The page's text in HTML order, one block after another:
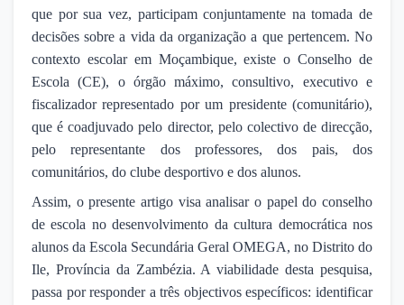
que por sua vez, participam conjuntamente na tomada de
decisões sobre a vida da organização a que pertencem. No
contexto escolar em Moçambique, existe o Conselho de
Escola (CE), o órgão máximo, consultivo, executivo e
fiscalizador representado por um presidente (comunitário),
que é coadjuvado pelo director, pelo colectivo de direcção,
pelo representante dos professores, dos pais, dos
comunitários, do clube desportivo e dos alunos.
Assim, o presente artigo visa analisar o papel do conselho
de escola no desenvolvimento da cultura democrática nos
alunos da Escola Secundária Geral OMEGA, no Distrito do
Ile, Província da Zambézia. A viabilidade desta pesquisa,
passa por responder a três objectivos específicos: identificar